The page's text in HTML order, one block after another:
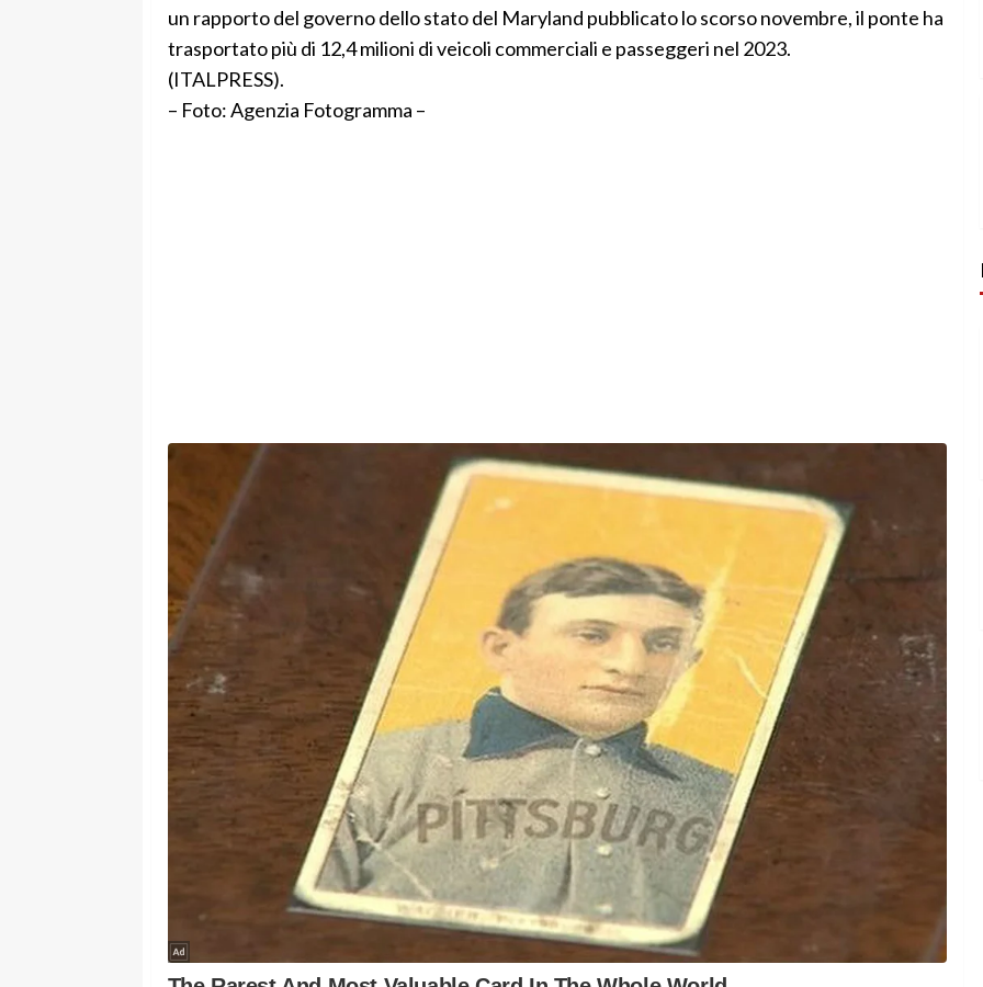
un rapporto del governo dello stato del Maryland pubblicato lo scorso novembre, il ponte ha
trasportato più di 12,4 milioni di veicoli commerciali e passeggeri nel 2023.
(ITALPRESS).
– Foto: Agenzia Fotogramma –